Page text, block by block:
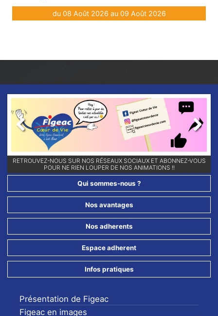
du 08 Août 2026 au 09 Août 2026
RETROUVEZ-NOUS SUR NOS RÉSEAUX SOCIAUX ET ABONNEZ-VOUS
POUR NE RIEN LOUPER DE NOS ANIMATIONS !!
Qui sommes-nous ?
Nos avantages
Nos adherents
Espace adherent
Infos pratiques
Présentation de Figeac
Figeac en images